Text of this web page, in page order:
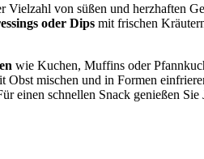
Vielzahl von süßen und herzhaften
oder Dips mit frischen
wie Kuchen, Muffins oder
Obst mischen und in Formen
einen schnellen Snack genießen